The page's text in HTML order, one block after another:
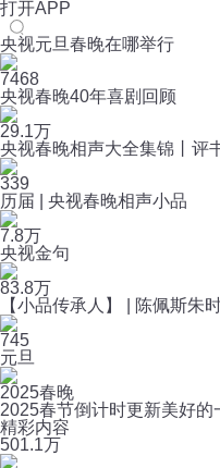
打开APP
央视元旦春晚在哪举行
7468
央视春晚40年喜剧回顾
29.1万
央视春晚相声大全集锦丨评
339
历届 | 央视春晚相声小品
7.8万
央视金句
83.8万
【小品传承人】 | 陈佩斯朱
745
元旦
2025春晚
2025春节倒计时更新美好
精彩内容
501.1万